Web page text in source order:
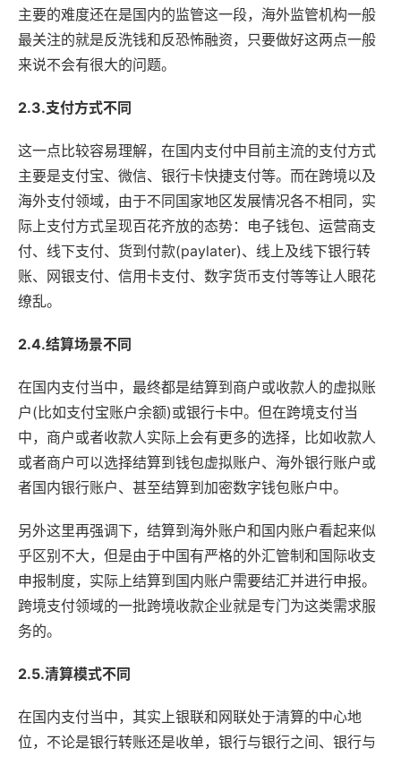
主要的难度还在是国内的监管这一段，海外监管机构一般
最关注的就是反洗钱和反恐怖融资，只要做好这两点一般
来说不会有很大的问题。
2.3.支付方式不同
这一点比较容易理解，在国内支付中目前主流的支付方式
主要是支付宝、微信、银行卡快捷支付等。而在跨境以及
海外支付领域，由于不同国家地区发展情况各不相同，实
际上支付方式呈现百花齐放的态势：电子钱包、运营商支
付、线下支付、货到付款(paylater)、线上及线下银行转
账、网银支付、信用卡支付、数字货币支付等等让人眼花
缭乱。
2.4.结算场景不同
在国内支付当中，最终都是结算到商户或收款人的虚拟账
户(比如支付宝账户余额)或银行卡中。但在跨境支付当
中，商户或者收款人实际上会有更多的选择，比如收款人
或者商户可以选择结算到钱包虚拟账户、海外银行账户或
者国内银行账户、甚至结算到加密数字钱包账户中。
另外这里再强调下，结算到海外账户和国内账户看起来似
乎区别不大，但是由于中国有严格的外汇管制和国际收支
申报制度，实际上结算到国内账户需要结汇并进行申报。
跨境支付领域的一批跨境收款企业就是专门为这类需求服
务的。
2.5.清算模式不同
在国内支付当中，其实上银联和网联处于清算的中心地
位，不论是银行转账还是收单，银行与银行之间、银行与